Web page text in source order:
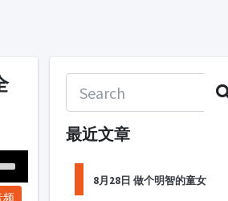
频
最近文章
8月28日 做个明智的童女